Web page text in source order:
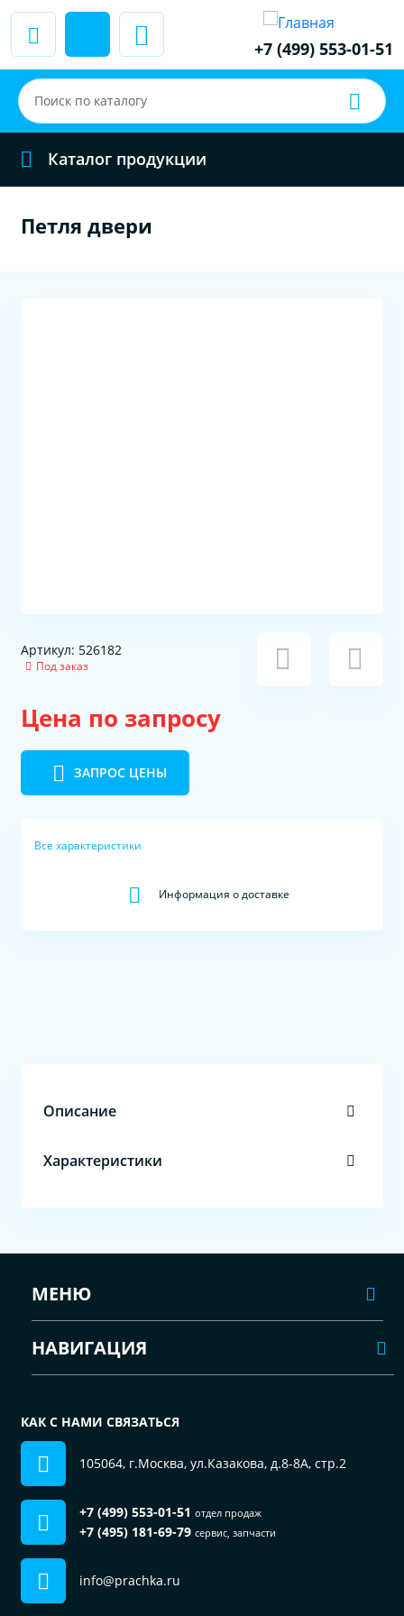
+7 (499) 553-01-51
Каталог продукции
Петля двери
Артикул: 526182
Под заказ
Цена по запросу
ЗАПРОС ЦЕНЫ
Все характеристики
Информация о доставке
Описание
Характеристики
МЕНЮ
НАВИГАЦИЯ
КАК С НАМИ СВЯЗАТЬСЯ
105064, г.Москва, ул.Казакова, д.8-8А, стр.2
+7 (499) 553-01-51 отдел продаж
+7 (495) 181-69-79 сервис, запчасти
info@prachka.ru